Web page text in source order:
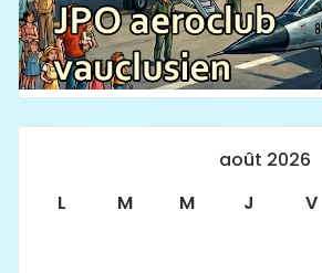
août 2026
L
M M J V